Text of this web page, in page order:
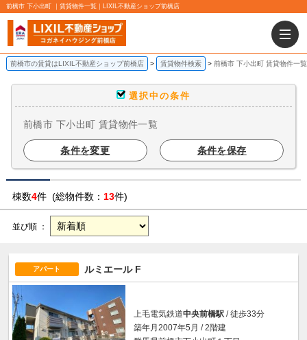
前橋市 下小出町 ｜賃貸物件一覧｜LIXIL不動産ショップ前橋店
前橋市の賃貸はLIXIL不動産ショップ前橋店 賃貸物件検索 前橋市 下小出町 賃貸物件一覧
選択中の条件
前橋市 下小出町 賃貸物件一覧
条件を変更 条件を保存
棟数4件 (総物件数： 13件)
並び順 ：
アパート ルミエール F
上毛電気鉄道中央前橋駅 / 徒歩33分
築年月2007年5月 / 2階建